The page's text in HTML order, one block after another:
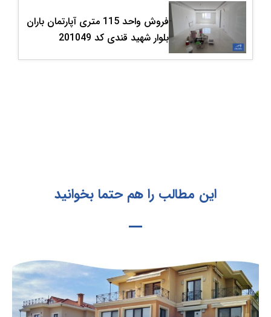
فروش واحد 115 متری آپارتمان باران
بلوار شهید قندی کد 201049
این مطالب را هم حتما بخوانید